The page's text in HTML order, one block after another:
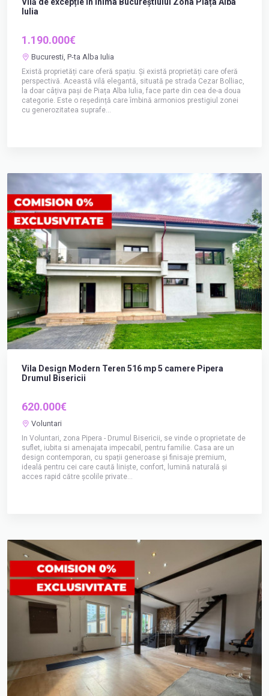
Iulia
1.190.000€
Bucuresti, P-ta Alba Iulia
Există proprietăți care oferă spațiu. Și există proprietăți care oferă
perspectivă. Această vilă elegantă, situată pe strada Cezar Bolliac,
la doar câțiva pași de Piața Alba Iulia, face parte din cea de-a doua
categorie. Este o reședință care îmbină armonios prestigiul zonei
cu generozitatea suprafe...
Vila Design Modern Teren 516 mp 5 camere Pipera
Drumul Bisericii
620.000€
Voluntari
In Voluntari, zona Pipera - Drumul Bisericii, se vinde o proprietate de
suflet, iubita si amenajata impecabil, pentru familie. Casa are un
design contemporan, cu spații generoase și finisaje premium,
ideală pentru cei care caută liniște, confort, lumină naturală și
acces rapid către școlile private...